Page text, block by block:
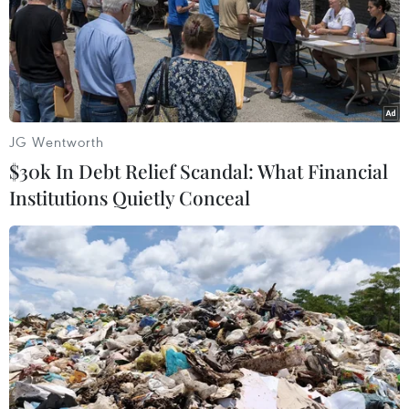
Theo dõi VietnamPlus
TIN LIÊN QUAN
JG Wentworth
$30k In Debt Relief Scandal: What Financial
Institutions Quietly Conceal